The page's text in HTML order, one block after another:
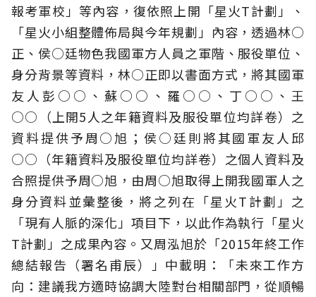
報考軍校」等內容，復依照上開「星火T計劃」、
「星火小組整體佈局與今年規劃」內容，透過林○
正、侯○廷物色我國軍方人員之軍階、服役單位、
身分背景等資料，林○正即以書面方式，將其國軍
友人彭○○、蘇○○、羅○○、丁○○、王
○○（上開5人之年籍資料及服役單位均詳卷）之
資料提供予周○旭；侯○廷則將其國軍友人邱
○○（年籍資料及服役單位均詳卷）之個人資料及
合照提供予周○旭，由周○旭取得上開我國軍人之
身分資料並彙整後，將之列在「星火T計劃」之
「現有人脈的深化」項目下，以此作為執行「星火
T計劃」之成果內容。又周泓旭於「2015年終工作
總結報告（署名甫辰）」中載明：「未來工作方
向：建議我方適時協調大陸對台相關部門，從順暢